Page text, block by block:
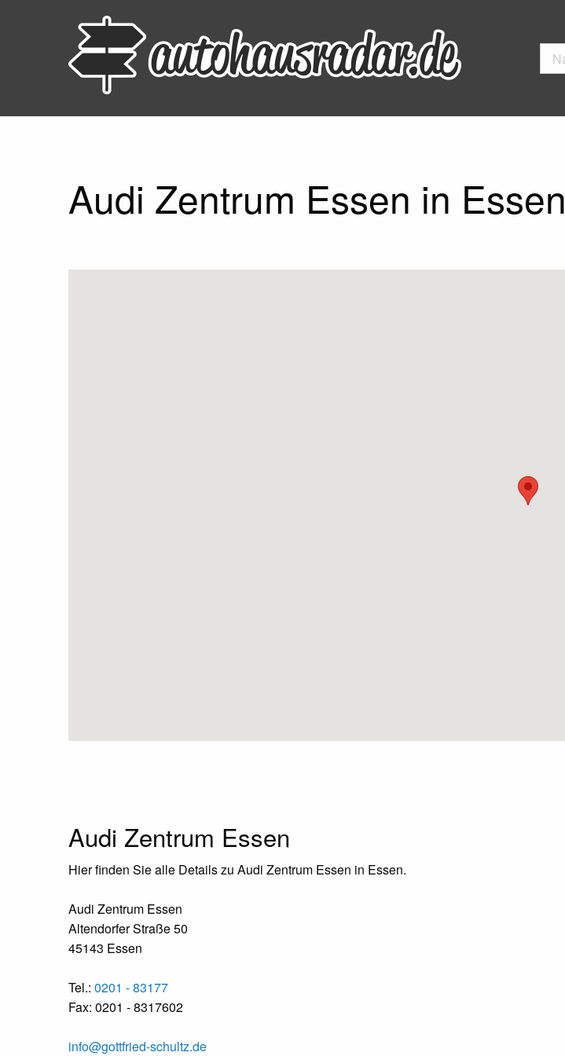
Audi Zentrum Essen in Essen
Audi Zentrum Essen
Hier finden Sie alle Details zu Audi Zentrum Essen in Essen.
Audi Zentrum Essen
Altendorfer Straße 50
45143 Essen
Tel.: 0201 - 83177
Fax: 0201 - 8317602
info@gottfried-schultz.de